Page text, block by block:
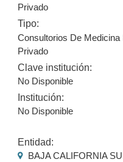
Privado
Tipo:
Consultorios De
Privado
Clave institución:
No Disponible
Institución:
No Disponible
Entidad:
BAJA CALIFORNIA